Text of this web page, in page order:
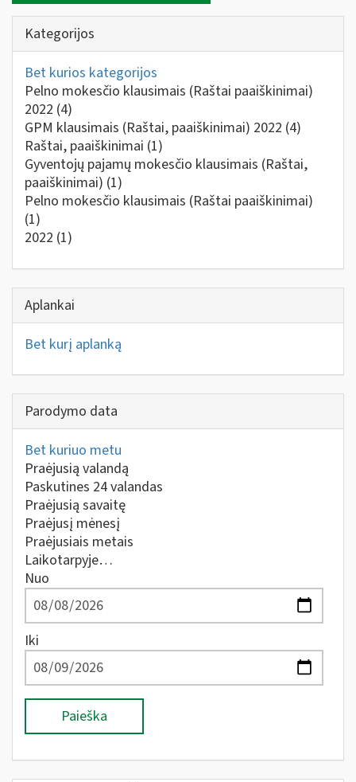
Kategorijos
Bet kurios kategorijos
Pelno mokesčio klausimais (Raštai paaiškinimai)
2022 (4)
GPM klausimais (Raštai, paaiškinimai) 2022 (4)
Raštai, paaiškinimai (1)
Gyventojų pajamų mokesčio klausimais (Raštai,
paaiškinimai) (1)
Pelno mokesčio klausimais (Raštai paaiškinimai)
(1)
2022 (1)
Aplankai
Bet kurį aplanką
Parodymo data
Bet kuriuo metu
Praėjusią valandą
Paskutines 24 valandas
Praėjusią savaitę
Praėjusį mėnesį
Praėjusiais metais
Laikotarpyje…
Nuo
Iki
Paieška